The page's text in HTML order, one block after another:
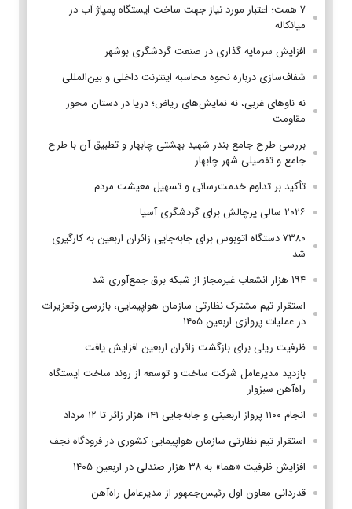
۷ همت؛ اعتبار مورد نیاز جهت ساخت ایستگاه پمپاژ آب در
میانکاله
افزایش سرمایه گذاری در صنعت گردشگری بوشهر
شفاف‌سازی درباره نحوه محاسبه اینترنت داخلی و بین‌المللی
نه ناوهای غربی، نه نمایش‌های ریاض؛ دریا در دستان محور
مقاومت
بررسی طرح جامع بندر شهید بهشتی چابهار و تطبیق آن با طرح
جامع و تفصیلی شهر چابهار
تأکید بر تداوم خدمت‌رسانی و تسهیل معیشت مردم
۲۰۲۶ سالی پرچالش برای گردشگری آسیا
۷۳۸۰ دستگاه اتوبوس برای جابه‌جایی زائران اربعین به‌ کارگیری
شد
۱۹۴ هزار انشعاب غیرمجاز از شبکه برق جمع‌آوری شد
استقرار تیم مشترک نظارتی سازمان هواپیمایی، بازرسی وتعزیرات
در عملیات پروازی اربعین ۱۴۰۵
ظرفیت ریلی برای بازگشت زائران اربعین افزایش یافت
بازدید مدیرعامل شرکت ساخت و توسعه از روند ساخت ایستگاه
راه‌آهن سبزوار
انجام ۱۱۰۰ پرواز اربعینی و جابه‌جایی ۱۴۱ هزار زائر تا ۱۲ مرداد
استقرار تیم‌ نظارتی سازمان هواپیمایی کشوری در فرودگاه نجف
افزایش ظرفیت «هما» به ۳۸ هزار صندلی در اربعین ۱۴۰۵
قدردانی معاون اول رئیس‌جمهور از مدیرعامل راه‌آهن